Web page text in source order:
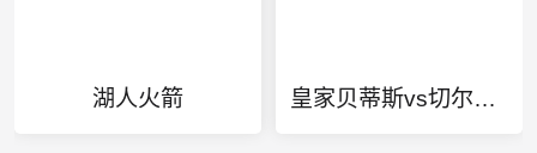
湖人火箭 皇家贝蒂斯vs切尔西直播在线看